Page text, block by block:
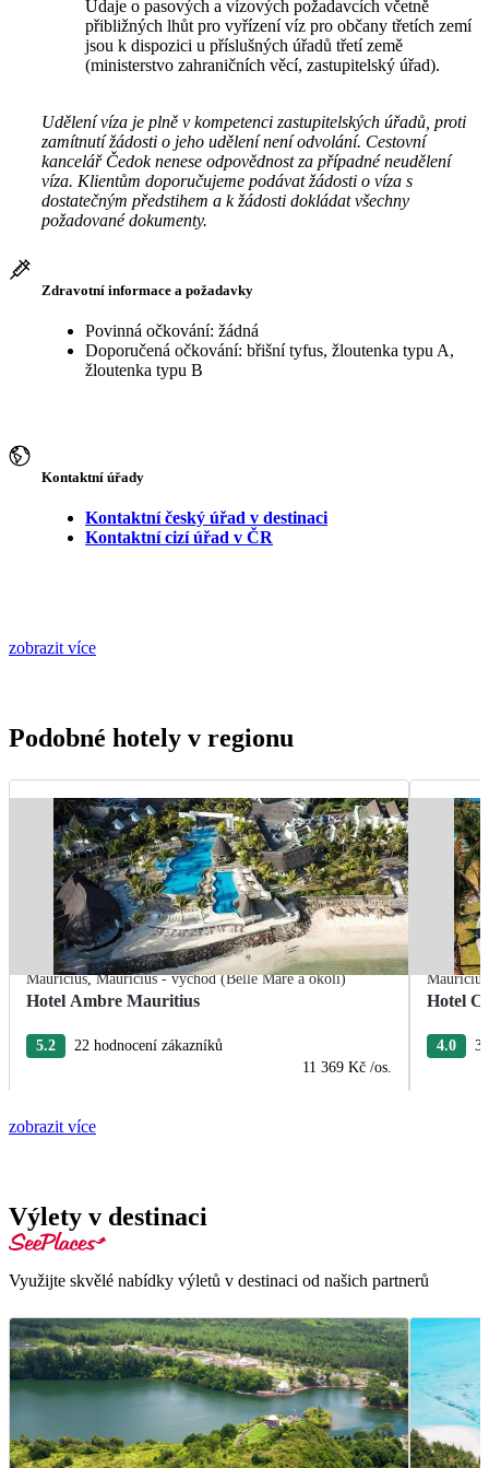
Údaje o pasových a vízových požadavcích včetně
přibližných lhůt pro vyřízení víz pro občany třetích zemí
jsou k dispozici u příslušných úřadů třetí země
(ministerstvo zahraničních věcí, zastupitelský úřad).
Udělení víza je plně v kompetenci zastupitelských úřadů, proti
zamítnutí žádosti o jeho udělení není odvolání. Cestovní
kancelář Čedok nenese odpovědnost za případné neudělení
víza. Klientům doporučujeme podávat žádosti o víza s
dostatečným předstihem a k žádosti dokládat všechny
požadované dokumenty.
Zdravotní informace a požadavky
Povinná očkování: žádná
Doporučená očkování: břišní tyfus, žloutenka typu A,
žloutenka typu B
Kontaktní úřady
Kontaktní český úřad v destinaci
Kontaktní cizí úřad v ČR
zobrazit více
Podobné hotely v regionu
Mauricius,Mauricius - východ (Belle Mare a okolí)
Hotel Ambre Mauritius
5.2
22 hodnocení zákazníků
11 369 Kč /os.
Mauricius
Hotel
4.0 3
zobrazit více
Výlety v destinaci
Využijte skvělé nabídky výletů v destinaci od našich partnerů